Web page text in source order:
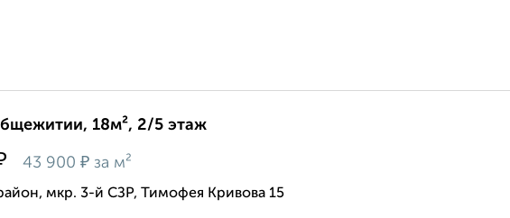
18м², 2/5 этаж
43 900 ₽ за м²
мкр. 3-й СЗР, Тимофея Кривова 15